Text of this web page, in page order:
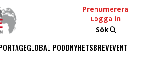
Prenumerera
Logga in
Sök
GLOBAL PODDNYHETSBREVEVENT